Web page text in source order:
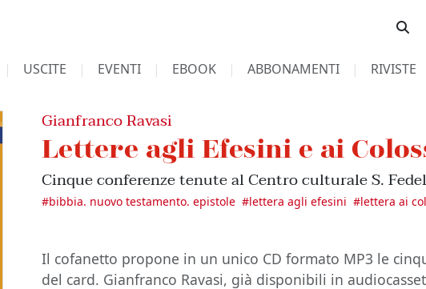
USCITE EVENTI EBOOK ABBONAMENTI RIVISTE
Gianfranco Ravasi
Lettere agli Efesini e ai
Cinque conferenze tenute al Centro culturale S.
#bibbia. nuovo testamento. epistole #lettera agli efesini #lettera ai
Il cofanetto propone in un unico CD formato MP3 le
del card. Gianfranco Ravasi, già disponibili in